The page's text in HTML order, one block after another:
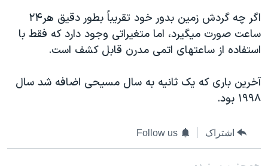
گالری عکس
آرشیو پخش زنده
اعتراضات زن، زندگی، آزادی
مجموعه مستندهای دادخواهی
دادگاه حمید نوری
چهل سال گروگان‌گیری
اعتراضات مردمی آبان ۹۸
اگر چه گردش زمين بدور خود تقريباً بطور دقيق هر۲۴
ساعت صورت ميگيرد، اما متغيراتی وجود دارد که فقط با
استفاده از ساعتهای اتمی مدرن قابل کشف است.
آخرين باری که يک ثانيه به سال مسيحی اضافه شد سال
۱۹۹۸ بود.
اشتراک Follow us